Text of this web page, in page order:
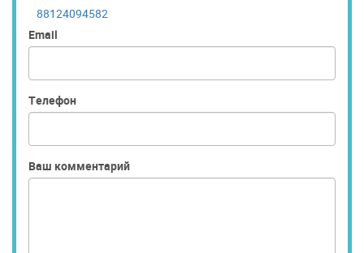
88124094582
Email
Телефон
Ваш комментарий